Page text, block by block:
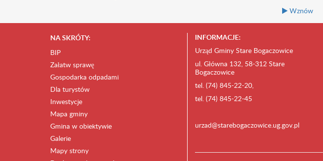
Wznów
NA SKRÓTY:
BIP
Załatw sprawę
Gospodarka odpadami
Dla turystów
Inwestycje
Mapa gminy
Gmina w obiektywie
Galerie
Mapy strony
INFORMACJE:
Urząd Gminy Stare Bogaczowice
ul. Główna 132, 58-312 Stare
Bogaczowice
tel. (74) 845-22-20,
tel. (74) 845-22-45
urzad@starebogaczowice.ug.gov.pl